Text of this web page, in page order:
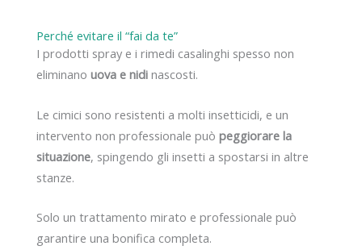
Perché evitare il “fai da te”
I prodotti spray e i rimedi casalinghi spesso non
eliminano uova e nidi nascosti.
Le cimici sono resistenti a molti insetticidi, e un
intervento non professionale può peggiorare la
situazione, spingendo gli insetti a spostarsi in altre
stanze.
Solo un trattamento mirato e professionale può
garantire una bonifica completa.